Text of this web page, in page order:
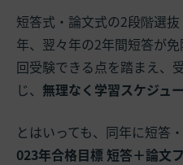
短答式・論文式の2段階選
年、翌々年の2年間短答が
回受験できる点を踏まえ、
じ、 無理なく学習スケジュ
とはいっても、同年に短答
023年合格目標 短答＋論文